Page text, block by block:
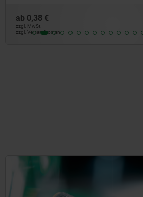
ab
zzgl. MwSt.
zzgl. Versandkosten